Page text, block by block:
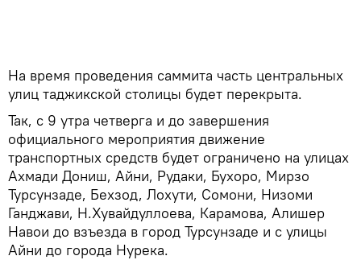
На время проведения саммита часть центральных
улиц таджикской столицы будет перекрыта.
Так, с 9 утра четверга и до завершения
официального мероприятия движение
транспортных средств будет ограничено на улицах
Ахмади Дониш, Айни, Рудаки, Бухоро, Мирзо
Турсунзаде, Бехзод, Лохути, Сомони, Низоми
Ганджави, Н.Хувайдуллоева, Карамова, Алишер
Навои до взъезда в город Турсунзаде и с улицы
Айни до города Нурека.